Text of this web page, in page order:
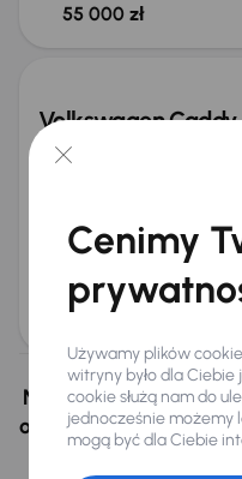
55 000 zł
Świeżo skupione
Volkswagen Caddy
2021
Miesięczna rata
od 327 zł
Cena
55 000 zł
Nie wybrałeś auto z
oddziałach w
podobne
Cenimy
Używamy plików
witryny było dla Ciebie
cookie służą nam do
jednocześnie możemy
mogą być dla Ciebie